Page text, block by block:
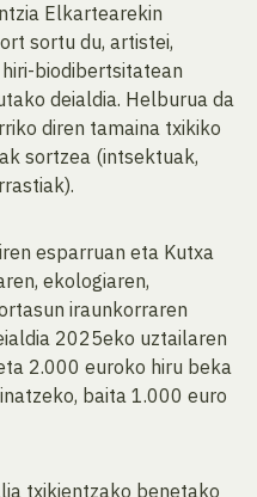
Elkartearekin
sortu du, artistei,
biodibertsitatean
deialdia. Helburua da
diren tamaina txikiko
sortzea (intsektuak,
esparruan eta Kutxa
ekologiaren,
iraunkorraren
2025eko uztailaren
2.000 euroko hiru beka
baita 1.000 euro
txikientzako benetako